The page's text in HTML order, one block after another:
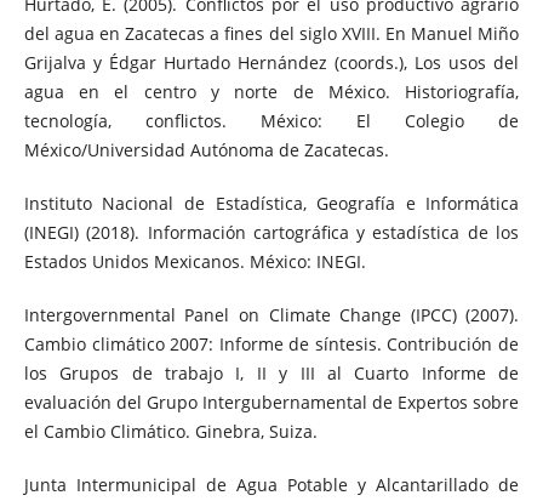
del agua en Zacatecas a fines del siglo XVIII. En Manuel Miño
Grijalva y Édgar Hurtado Hernández (coords.), Los usos del
agua en el centro y norte de México. Historiografía,
tecnología, conflictos. México: El Colegio de
México/Universidad Autónoma de Zacatecas.
Instituto Nacional de Estadística, Geografía e Informática
(INEGI) (2018). Información cartográfica y estadística de los
Estados Unidos Mexicanos. México: INEGI.
Intergovernmental Panel on Climate Change (IPCC) (2007).
Cambio climático 2007: Informe de síntesis. Contribución de
los Grupos de trabajo I, II y III al Cuarto Informe de
evaluación del Grupo Intergubernamental de Expertos sobre
el Cambio Climático. Ginebra, Suiza.
Junta Intermunicipal de Agua Potable y Alcantarillado de